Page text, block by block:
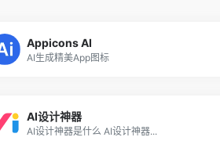
Appicons AI
AI生成精美App图标
AI设计神器
AI设计神器是什么 AI设计神器...